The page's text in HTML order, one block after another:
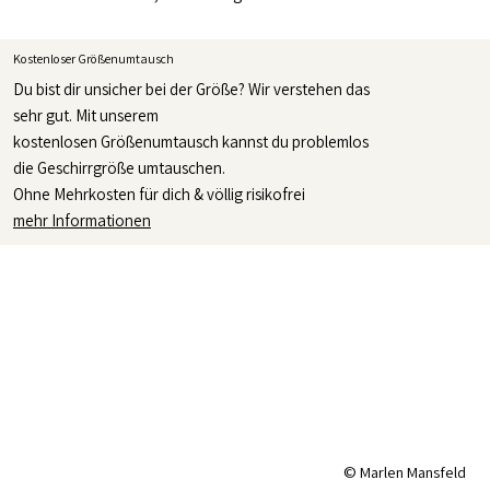
Kostenloser Größenumtausch
Du bist dir unsicher bei der Größe? Wir verstehen das
sehr gut. Mit unserem
kostenlosen Größenumtausch kannst du problemlos
die Geschirrgröße umtauschen.
Ohne Mehrkosten für dich & völlig risikofrei
mehr Informationen
© Marlen Mansfeld